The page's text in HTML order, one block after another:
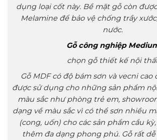
dụng loại cốt này. Bề mặt gỗ còn
Melamine để bảo vệ chống trầy
nước.
Gỗ công nghiệp
chọn gỗ thiết kế nội
Gỗ MDF có độ bám sơn và vecni
được sử dụng cho những sản phẩm
màu sắc như phòng trẻ em,
dạng về màu sắc vì có thể sơn nhiều
(cong, uốn) cho các sản phẩm cầu
thêm đa dạng phong phú. Gỗ rất dễ